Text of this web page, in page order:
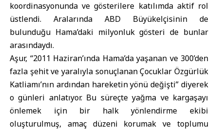
koordinasyonunda ve gösterilere katılımda aktif rol
üstlendi. Aralarında ABD Büyükelçisinin de
bulunduğu Hama’daki milyonluk gösteri de bunlar
arasındaydı.
Aşur, “2011 Haziran’ında Hama’da yaşanan ve 300’den
fazla şehit ve yaralıyla sonuçlanan Çocuklar Özgürlük
Katliamı’nın ardından hareketin yönü değişti” diyerek
o günleri anlatıyor. Bu süreçte yağma ve kargaşayı
önlemek için bir halk yönlendirme ekibi
oluşturulmuş, amaç düzeni korumak ve toplumu